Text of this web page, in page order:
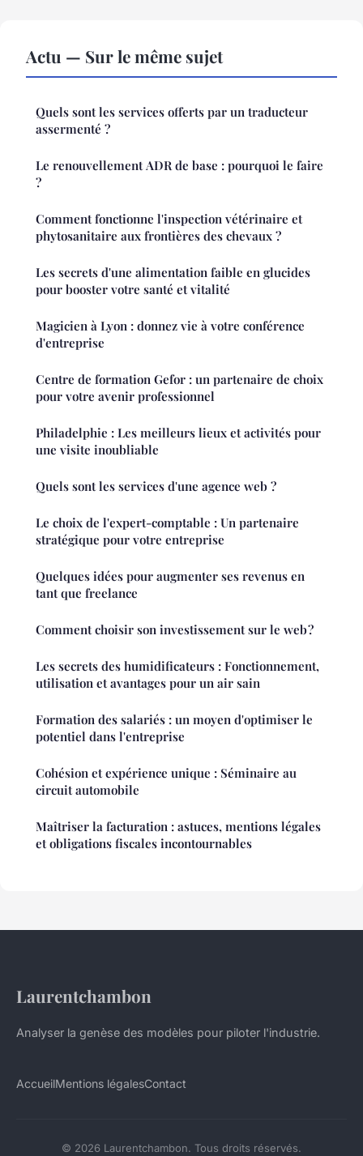
Actu — Sur le même sujet
Quels sont les services offerts par un traducteur
assermenté ?
Le renouvellement ADR de base : pourquoi le faire
?
Comment fonctionne l'inspection vétérinaire et
phytosanitaire aux frontières des chevaux ?
Les secrets d'une alimentation faible en glucides
pour booster votre santé et vitalité
Magicien à Lyon : donnez vie à votre conférence
d'entreprise
Centre de formation Gefor : un partenaire de choix
pour votre avenir professionnel
Philadelphie : Les meilleurs lieux et activités pour
une visite inoubliable
Quels sont les services d'une agence web ?
Le choix de l'expert-comptable : Un partenaire
stratégique pour votre entreprise
Quelques idées pour augmenter ses revenus en
tant que freelance
Comment choisir son investissement sur le web ?
Les secrets des humidificateurs : Fonctionnement,
utilisation et avantages pour un air sain
Formation des salariés : un moyen d'optimiser le
potentiel dans l'entreprise
Cohésion et expérience unique : Séminaire au
circuit automobile
Maîtriser la facturation : astuces, mentions légales
et obligations fiscales incontournables
Laurentchambon
Analyser la genèse des modèles pour piloter l'industrie.
AccueilMentions légalesContact
© 2026 Laurentchambon. Tous droits réservés.